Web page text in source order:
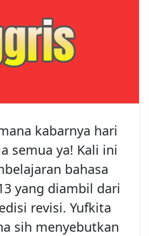
kabarnya hari
semua ya! Kali ini
bahasa
yang diambil dari
revisi. Yufkita
sih menyebutkan